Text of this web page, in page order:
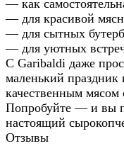
— как
— для красивой
— для сытных
— для уютных
С Garibaldi даже
маленький праздник
качественным мясом
Попробуйте — и вы
настоящий
Отзывы